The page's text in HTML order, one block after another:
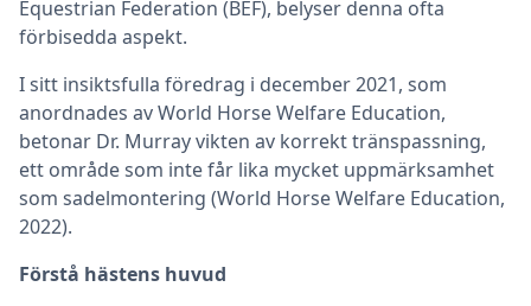
Equestrian Federation (BEF), belyser denna ofta
förbisedda aspekt.
I sitt insiktsfulla föredrag i december 2021, som
anordnades av World Horse Welfare Education,
betonar Dr. Murray vikten av korrekt tränspassning,
ett område som inte får lika mycket uppmärksamhet
som sadelmontering (World Horse Welfare Education,
2022).
Förstå hästens huvud